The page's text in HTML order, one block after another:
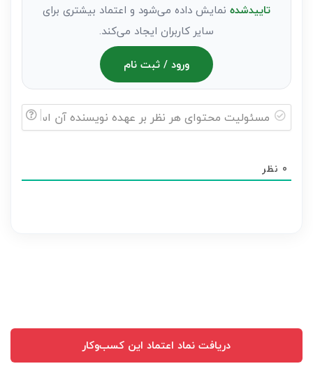
تاییدشده نمایش داده می‌شود و اعتماد بیشتری برای
سایر کاربران ایجاد می‌کند.
ورود / ثبت نام
هر
0 نظر
دریافت نماد اعتماد این کسب‌وکار